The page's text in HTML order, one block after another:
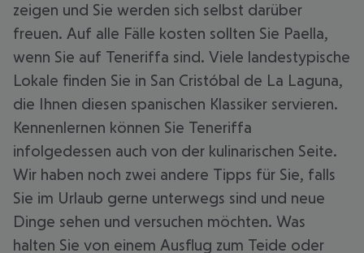
zeigen und Sie werden sich selbst darüber
freuen. Auf alle Fälle kosten sollten Sie Paella,
wenn Sie auf Teneriffa sind. Viele landestypische
Lokale finden Sie in San Cristóbal de La Laguna,
die Ihnen diesen spanischen Klassiker servieren.
Kennenlernen können Sie Teneriffa
infolgedessen auch von der kulinarischen Seite.
Wir haben noch zwei andere Tipps für Sie, falls
Sie im Urlaub gerne unterwegs sind und neue
Dinge sehen und versuchen möchten. Was
halten Sie von einem Ausflug zum Teide oder